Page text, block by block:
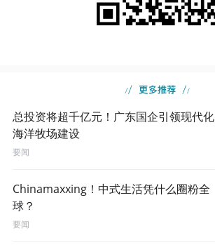
总投资将超千亿元！广东国企引领现代化
海洋牧场建设
要闻
Chinamaxxing！中式生活凭什么圈粉全
球？
要闻